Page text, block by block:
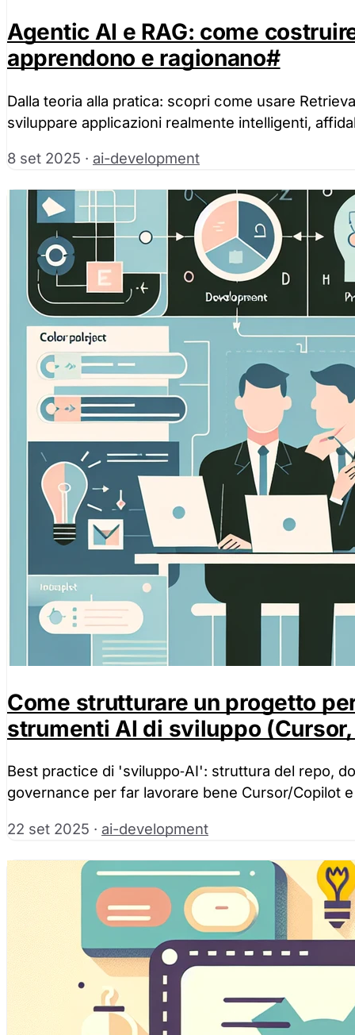
Agentic AI e RAG: come
apprendono e ragionano#
Dalla teoria alla pratica: scopri come usare
sviluppare applicazioni realmente intelligenti,
8 set 2025 · ai-development
Come strutturare un progetto
strumenti AI di sviluppo
Best practice di 'sviluppo‑AI': struttura del repo,
governance per far lavorare bene Cursor/Copilot
22 set 2025 · ai-development